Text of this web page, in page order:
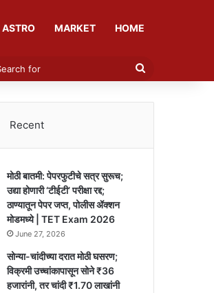
ASTRO MARKET HOME
Search
Recent
मोठी बातमी: पेपरफुटीचे सत्र सुरूच;
उद्या होणारी ‘टीईटी’ परीक्षा रद्द;
ठाण्यातून पेपर जप्त, पोलीस ॲक्शन
मोडमध्ये | TET Exam 2026
June 27, 2026
सोन्या-चांदीच्या दरात मोठी घसरण;
विक्रमी उच्चांकापासून सोने ₹36
हजारांनी, तर चांदी ₹1.70 लाखांनी